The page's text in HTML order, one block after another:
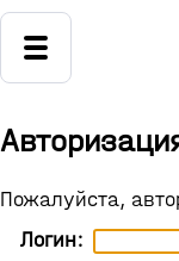
Пожалуйста,
Логин: